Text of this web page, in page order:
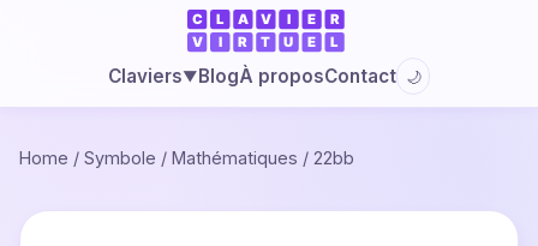
Claviers▼BlogÀ proposContact 🌙
Home / Symbole / Mathématiques / 22bb